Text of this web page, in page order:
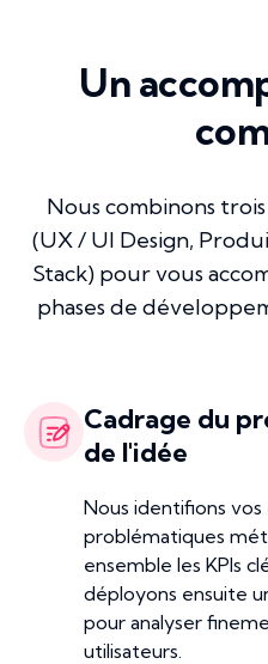
Un
Nous combinons
(UX / UI Design,
Stack) pour vous
phases de
Cadrage du
de l'idée
Nous identifions vos
problématiques
ensemble les KPIs
déployons ensuite
pour analyser
utilisateurs.